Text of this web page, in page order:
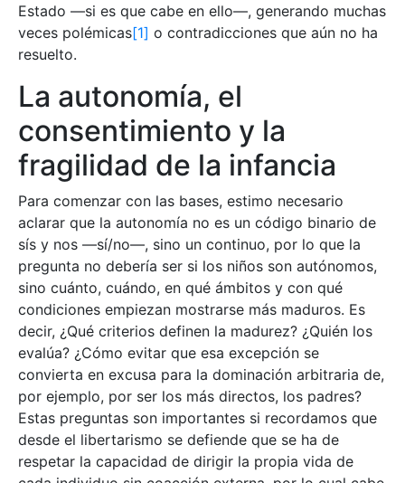
Estado —si es que cabe en ello—, generando muchas
veces polémicas[1] o contradicciones que aún no ha
resuelto.
La autonomía, el
consentimiento y la
fragilidad de la infancia
Para comenzar con las bases, estimo necesario
aclarar que la autonomía no es un código binario de
sís y nos —sí/no—, sino un continuo, por lo que la
pregunta no debería ser si los niños son autónomos,
sino cuánto, cuándo, en qué ámbitos y con qué
condiciones empiezan mostrarse más maduros. Es
decir, ¿Qué criterios definen la madurez? ¿Quién los
evalúa? ¿Cómo evitar que esa excepción se
convierta en excusa para la dominación arbitraria de,
por ejemplo, por ser los más directos, los padres?
Estas preguntas son importantes si recordamos que
desde el libertarismo se defiende que se ha de
respetar la capacidad de dirigir la propia vida de